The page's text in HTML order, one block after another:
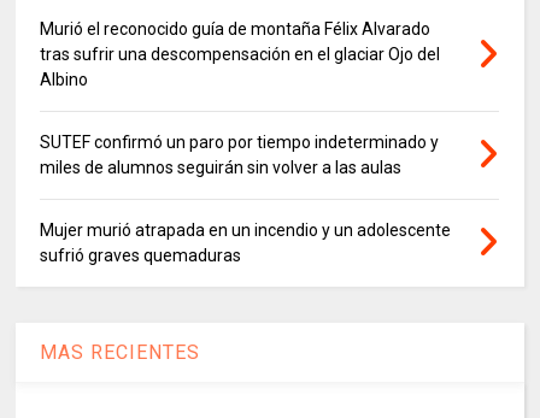
Murió el reconocido guía de montaña Félix Alvarado
tras sufrir una descompensación en el glaciar Ojo del
Albino
SUTEF confirmó un paro por tiempo indeterminado y
miles de alumnos seguirán sin volver a las aulas
Mujer murió atrapada en un incendio y un adolescente
sufrió graves quemaduras
MAS RECIENTES